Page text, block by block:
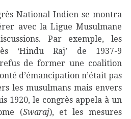
National Indien se montra
avec la Ligue Musulmane
Par exemple, les
‘Hindu Raj’ de 1937-9
de former une coalition
d’émancipation n’était pas
les musulmans mais envers
1920, le congrès appela à un
(Swaraj), et les mesures